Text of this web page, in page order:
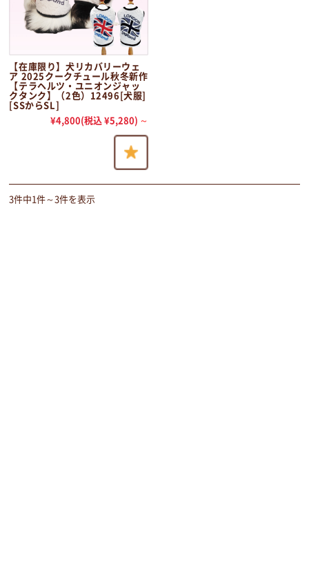
【在庫限り】犬リカバリーウェ
ア 2025クークチュール秋冬新作
【テラヘルツ・ユニオンジャッ
クタンク】（2色）12496[犬服]
[SSからSL]
¥4,800(税込 ¥5,280) ～
3件中1件～3件を表示